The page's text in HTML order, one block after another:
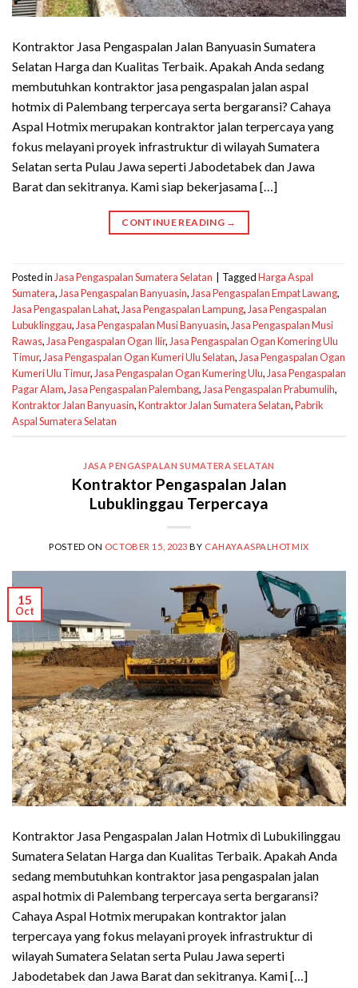
Kontraktor Jasa Pengaspalan Jalan Banyuasin Sumatera
Selatan Harga dan Kualitas Terbaik. Apakah Anda sedang
membutuhkan kontraktor jasa pengaspalan jalan aspal
hotmix di Palembang terpercaya serta bergaransi? Cahaya
Aspal Hotmix merupakan kontraktor jalan terpercaya yang
fokus melayani proyek infrastruktur di wilayah Sumatera
Selatan serta Pulau Jawa seperti Jabodetabek dan Jawa
Barat dan sekitranya. Kami siap bekerjasama […]
CONTINUE READING →
Posted inJasa Pengaspalan Sumatera Selatan TaggedHarga Aspal
Sumatera,Jasa Pengaspalan Banyuasin,Jasa Pengaspalan Empat Lawang,
Jasa Pengaspalan Lahat,Jasa Pengaspalan Lampung,Jasa Pengaspalan
Lubuklinggau,Jasa Pengaspalan Musi Banyuasin,Jasa Pengaspalan Musi
Rawas,Jasa Pengaspalan Ogan Ilir,Jasa Pengaspalan Ogan Komering Ulu
Timur,Jasa Pengaspalan Ogan Kumeri Ulu Selatan,Jasa Pengaspalan Ogan
Kumeri Ulu Timur,Jasa Pengaspalan Ogan Kumering Ulu,Jasa Pengaspalan
Pagar Alam,Jasa Pengaspalan Palembang,Jasa Pengaspalan Prabumulih,
Kontraktor Jalan Banyuasin,Kontraktor Jalan Sumatera Selatan,Pabrik
Aspal Sumatera Selatan
JASA PENGASPALAN SUMATERA SELATAN
Kontraktor Pengaspalan Jalan
Lubuklinggau Terpercaya
POSTED ON OCTOBER 15, 2023 BY CAHAYAASPALHOTMIX
15
Oct
Kontraktor Jasa Pengaspalan Jalan Hotmix di Lubukilinggau
Sumatera Selatan Harga dan Kualitas Terbaik. Apakah Anda
sedang membutuhkan kontraktor jasa pengaspalan jalan
aspal hotmix di Palembang terpercaya serta bergaransi?
Cahaya Aspal Hotmix merupakan kontraktor jalan
terpercaya yang fokus melayani proyek infrastruktur di
wilayah Sumatera Selatan serta Pulau Jawa seperti
Jabodetabek dan Jawa Barat dan sekitranya. Kami […]